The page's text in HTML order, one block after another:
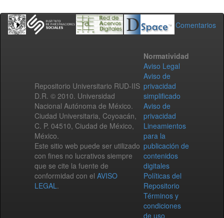
Comentarios
Repositorio Universitario RUD-IIS
D.R. © 2010. Universidad
Nacional Autónoma de México.
Ciudad Universitaria, Coyoacán,
C. P. 04510, Ciudad de México,
México.
Este sitio web puede ser utilizado
con fines no lucrativos siempre
que se cite la fuente de
conformidad con el AVISO
LEGAL.
Normatividad
Aviso Legal
Aviso de
privacidad
simplificado
Aviso de
privacidad
Lineamientos
para la
publicación de
contenidos
digitales
Políticas del
Repositorio
Términos y
condiciones
de uso